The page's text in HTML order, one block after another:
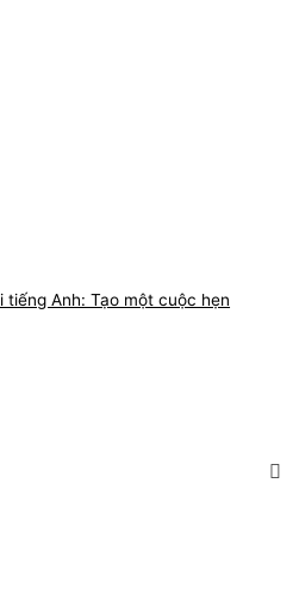
tiếng Anh: Tạo một cuộc hẹn